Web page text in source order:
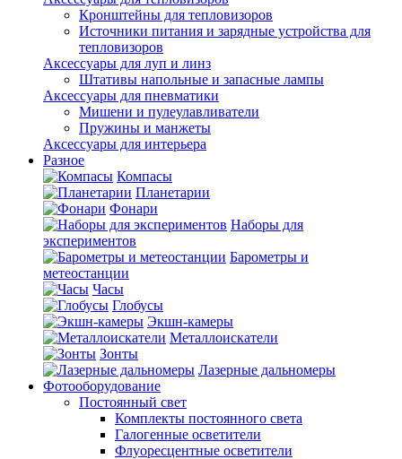
Кронштейны для тепловизоров
Источники питания и зарядные устройства для
тепловизоров
Аксессуары для луп и линз
Штативы напольные и запасные лампы
Аксессуары для пневматики
Мишени и пулеулавливатели
Пружины и манжеты
Аксессуары для интерьера
Разное
Компасы
Планетарии
Фонари
Наборы для
экспериментов
Барометры и
метеостанции
Часы
Глобусы
Экшн-камеры
Металлоискатели
Зонты
Лазерные дальномеры
Фотооборудование
Постоянный свет
Комплекты постоянного света
Галогенные осветители
Флуоресцентные осветители